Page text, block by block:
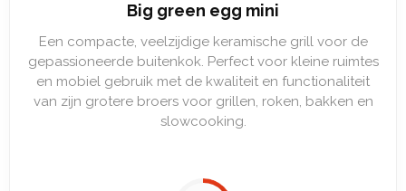
Big green egg mini
Een compacte, veelzijdige keramische grill voor de
gepassioneerde buitenkok. Perfect voor kleine ruimtes
en mobiel gebruik met de kwaliteit en functionaliteit
van zijn grotere broers voor grillen, roken, bakken en
slowcooking.